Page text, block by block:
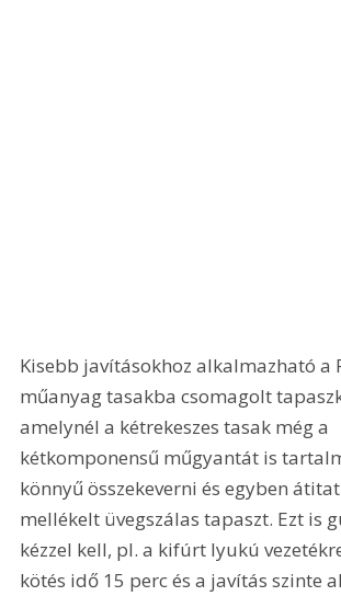
Kisebb javításokhoz alkalmazható a
műanyag tasakba csomagolt
amelynél a kétrekeszes tasak még a
kétkomponensű műgyantát is
könnyű összekeverni és egyben
mellékelt üvegszálas tapaszt. Ezt is
kézzel kell, pl. a kifúrt lyukú
kötés idő 15 perc és a javítás szinte